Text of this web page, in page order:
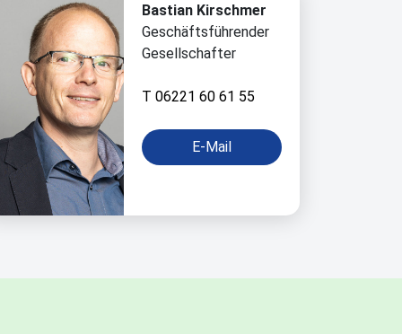
Bastian Kirschmer
Geschäftsführender
Gesellschafter
T 06221 60 61 55
E-Mail